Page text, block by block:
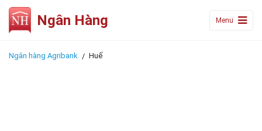
Ngân Hàng Menu
Ngân hàng Agribank Huế